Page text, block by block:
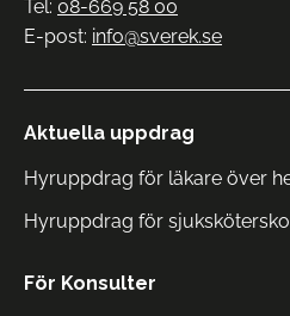
Tel: 08-669 58 00
E-post: info@sverek.se
Aktuella uppdrag
Hyruppdrag för läkare över
Hyruppdrag för
För Konsulter